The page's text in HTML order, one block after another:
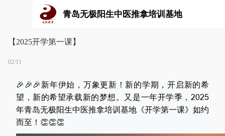
青岛无极阳生中医推拿培训基地
【2025开学第一课】
02/11
🎉🎉🎉新年伊始，万象更新！新的学期，开启新的希
望，新的希望承载新的梦想。又是一年开学季，2025
年青岛无极阳生中医推拿培训基地《开学第一课》如约
而至！👏👏👏